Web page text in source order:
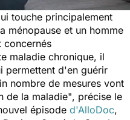
touche principalement
ménopause et un homme
concernés
maladie chronique, il
permettent d'en guérir
nombre de mesures vont
de la maladie", précise le
épisode d'AlloDoc,